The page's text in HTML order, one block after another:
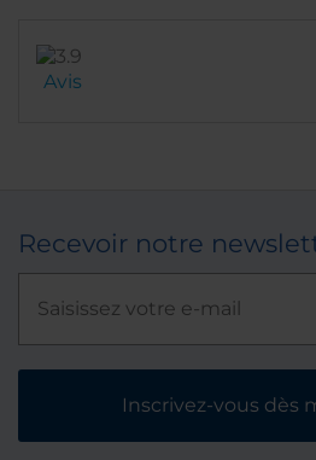
Avis
Recevoir notre
Inscrivez-vous dès